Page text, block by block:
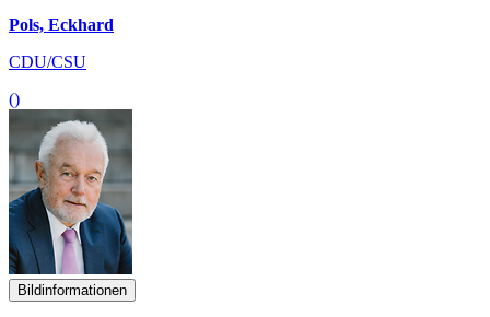
Pols, Eckhard
CDU/CSU
()
Bildinformationen